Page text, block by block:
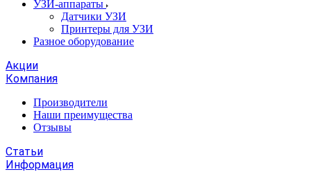
УЗИ-аппараты
Датчики УЗИ
Принтеры для УЗИ
Разное оборудование
Акции
Компания
Производители
Наши преимущества
Отзывы
Статьи
Информация